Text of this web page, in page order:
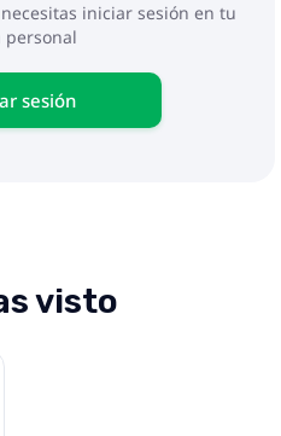
iniciar sesión en tu
personal
sesión
visto